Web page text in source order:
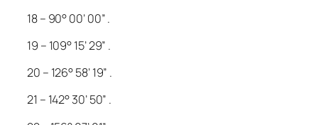
18 – 90° 00’ 00” .
19 – 109° 15’ 29” .
20 – 126° 58’ 19” .
21 – 142° 30’ 50” .